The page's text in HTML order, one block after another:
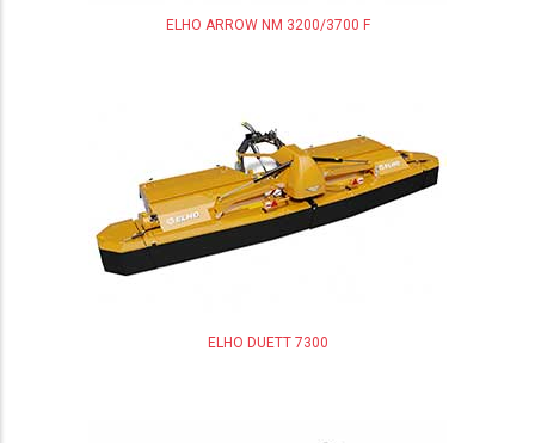
ELHO ARROW NM 3200/3700 F
ELHO DUETT 7300